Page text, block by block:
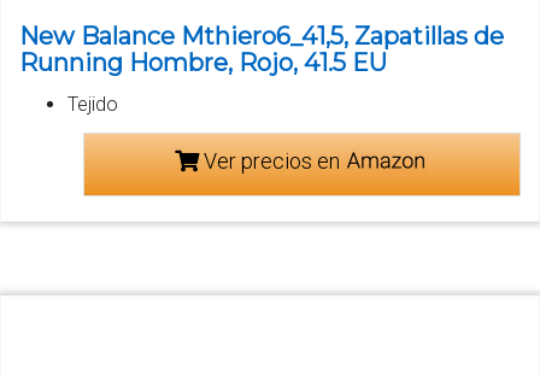
New Balance Mthiero6_41,5, Zapatillas de
Running Hombre, Rojo, 41.5 EU
Tejido
Ver precios en